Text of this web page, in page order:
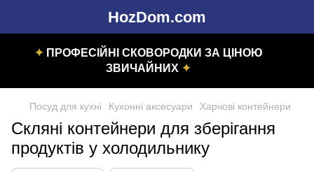
HozDom.com
✦ПРОФЕСІЙНІ СКОВОРОДКИ ЗА ЦІНОЮ
ЗВИЧАЙНИХ ✦
Посуд для кухні Кухонні аксесуари Харчові контейнери
Скляні контейнери для зберігання
продуктів у холодильнику